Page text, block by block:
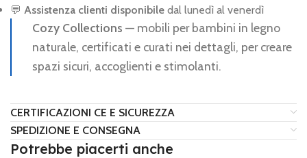
💬 Assistenza clienti disponibile dal lunedì al venerdì
Cozy Collections — mobili per bambini in legno
naturale, certificati e curati nei dettagli, per creare
spazi sicuri, accoglienti e stimolanti.
CERTIFICAZIONI CE E SICUREZZA
SPEDIZIONE E CONSEGNA
Potrebbe piacerti anche